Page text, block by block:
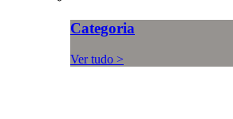
Categoria
Ver tudo >